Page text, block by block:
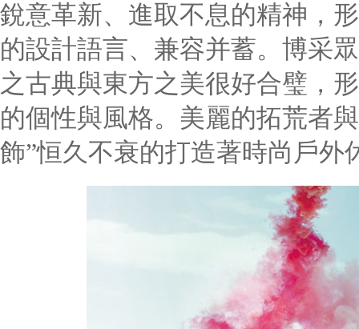
銳意革新、進取不息的精神，
的設計語言、兼容并蓄。博采
之古典與東方之美很好合璧，
的個性與風格。美麗的拓荒者
飾”恒久不衰的打造著時尚戶外